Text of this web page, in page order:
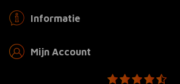
Informatie
Mijn Account